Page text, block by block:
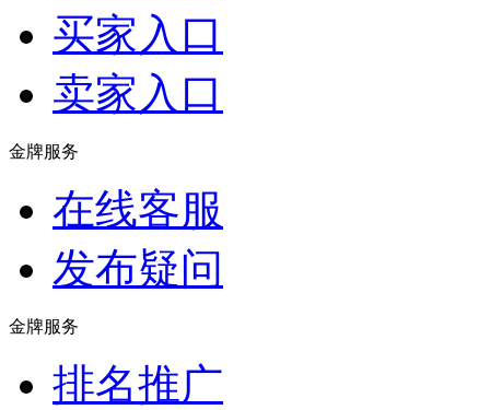
买家入口
卖家入口
金牌服务
在线客服
发布疑问
金牌服务
排名推广